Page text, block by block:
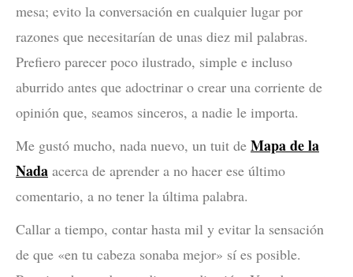
mesa; evito la conversación en cualquier lugar por
razones que necesitarían de unas diez mil palabras.
Prefiero parecer poco ilustrado, simple e incluso
aburrido antes que adoctrinar o crear una corriente de
opinión que, seamos sinceros, a nadie le importa.
Me gustó mucho, nada nuevo, un tuit de Mapa de la
Nada acerca de aprender a no hacer ese último
comentario, a no tener la última palabra.
Callar a tiempo, contar hasta mil y evitar la sensación
de que «en tu cabeza sonaba mejor» sí es posible.